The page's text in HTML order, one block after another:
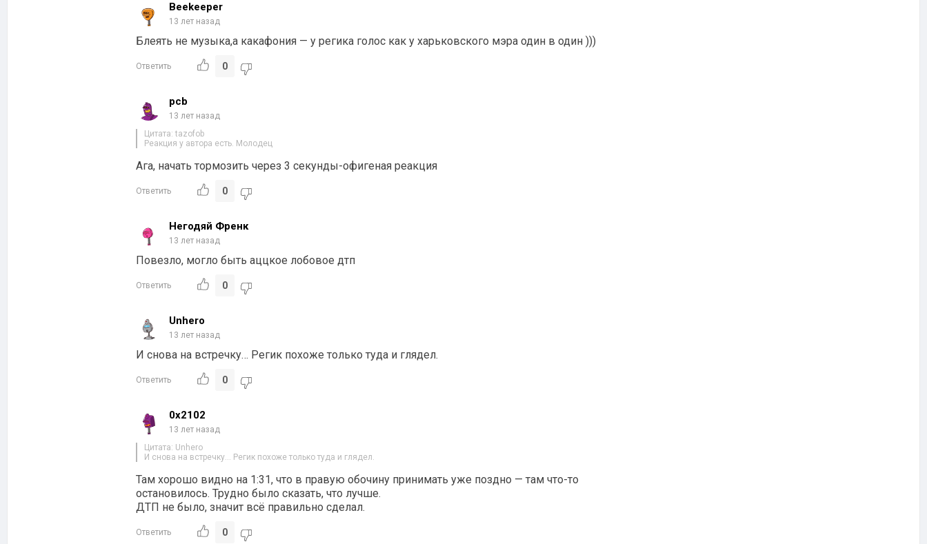
Beekeeper
13 лет назад
Блеять не музыка,а какафония — у регика голос как у харьковского мэра один в один )))
Ответить 0
pcb
13 лет назад
Цитата: tazofob
Реакция у автора есть. Молодец
Ага, начать тормозить через 3 секунды-офигеная реакция
Ответить 0
Негодяй Френк
13 лет назад
Повезло, могло быть аццкое лобовое дтп
Ответить 0
Unhero
13 лет назад
И снова на встречку… Регик похоже только туда и глядел.
Ответить 0
0x2102
13 лет назад
Цитата: Unhero
И снова на встречку… Регик похоже только туда и глядел.
Там хорошо видно на 1:31, что в правую обочину принимать уже поздно — там что-то
остановилось. Трудно было сказать, что лучше.
ДТП не было, значит всё правильно сделал.
Ответить 0